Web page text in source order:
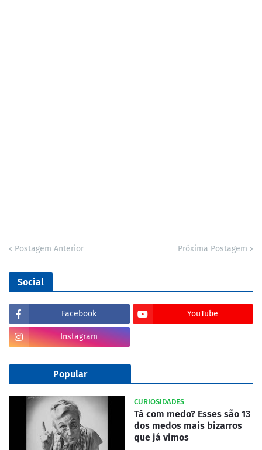
Postagem Anterior Próxima Postagem
Social
Facebook YouTube
Instagram
Popular
CURIOSIDADES
Tá com medo? Esses são 13
dos medos mais bizarros
que já vimos